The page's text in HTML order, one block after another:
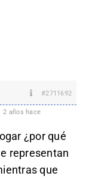
#2711692
2 años hace
¿por qué
representan
que